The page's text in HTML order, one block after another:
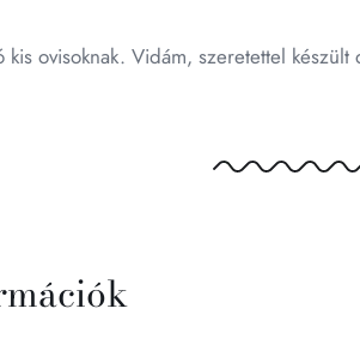
ovisoknak. Vidám, szeretettel